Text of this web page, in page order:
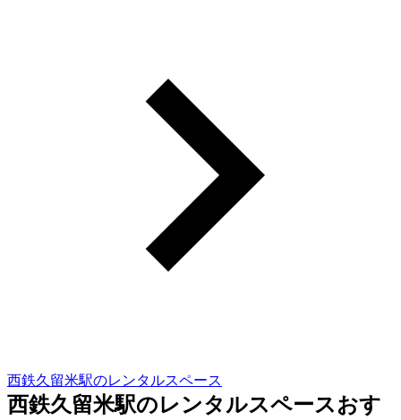
西鉄久留米駅のレンタルスペース
西鉄久留米駅のレンタルスペースおす